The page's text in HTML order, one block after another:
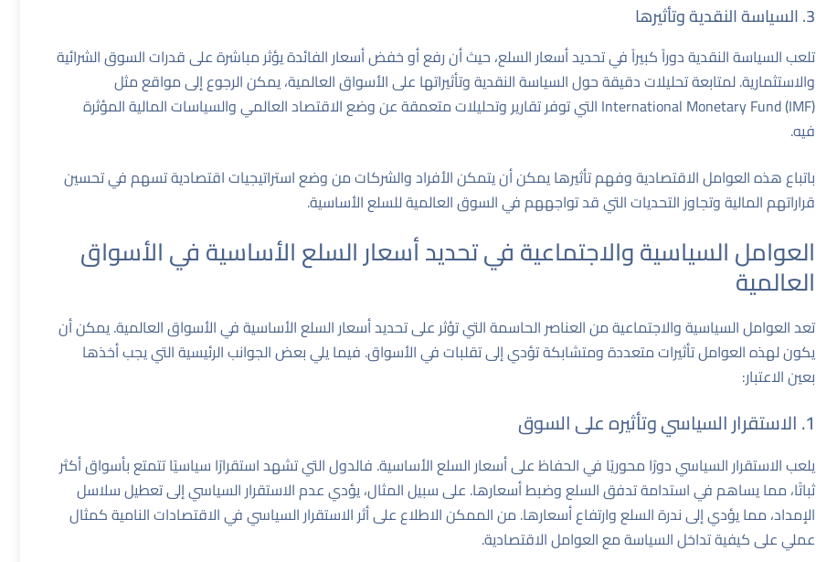
3. السياسة النقدية وتأثيرها
تلعب السياسة النقدية دوراً كبيراً في تحديد أسعار السلع، حيث أن رفع أو خفض أسعار الفائدة يؤثر مباشرة على قدرات السوق الشرائية
والاستثمارية. لمتابعة تحليلات دقيقة حول السياسة النقدية وتأثيراتها على الأسواق العالمية، يمكن الرجوع إلى مواقع مثل
International Monetary Fund (IMF) التي توفر تقارير وتحليلات متعمقة عن وضع الاقتصاد العالمي والسياسات المالية المؤثرة
فيه.
باتباع هذه العوامل الاقتصادية وفهم تأثيرها يمكن أن يتمكن الأفراد والشركات من وضع استراتيجيات اقتصادية تسهم في تحسين
قراراتهم المالية وتجاوز التحديات التي قد تواجههم في السوق العالمية للسلع الأساسية.
العوامل السياسية والاجتماعية في تحديد أسعار السلع الأساسية في الأسواق
العالمية
تعد العوامل السياسية والاجتماعية من العناصر الحاسمة التي تؤثر على تحديد أسعار السلع الأساسية في الأسواق العالمية. يمكن أن
يكون لهذه العوامل تأثيرات متعددة ومتشابكة تؤدي إلى تقلبات في الأسواق. فيما يلي بعض الجوانب الرئيسية التي يجب أخذها
بعين الاعتبار:
1. الاستقرار السياسي وتأثيره على السوق
يلعب الاستقرار السياسي دورًا محوريًا في الحفاظ على أسعار السلع الأساسية. فالدول التي تشهد استقرارًا سياسيًا تتمتع بأسواق أكثر
ثباتًا، مما يساهم في استدامة تدفق السلع وضبط أسعارها. على سبيل المثال، يؤدي عدم الاستقرار السياسي إلى تعطيل سلاسل
الإمداد، مما يؤدي إلى ندرة السلع وارتفاع أسعارها. من الممكن الاطلاع علىأثر الاستقرار السياسي في الاقتصادات الناميةكمثال
عملي على كيفية تداخل السياسة مع العوامل الاقتصادية.